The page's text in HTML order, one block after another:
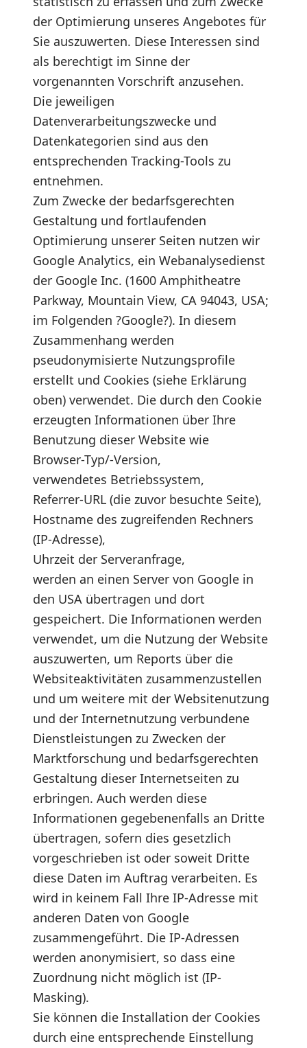
der Optimierung unseres Angebotes für
Sie auszuwerten. Diese Interessen sind
als berechtigt im Sinne der
vorgenannten Vorschrift anzusehen.
Die jeweiligen
Datenverarbeitungszwecke und
Datenkategorien sind aus den
entsprechenden Tracking-Tools zu
entnehmen.
Zum Zwecke der bedarfsgerechten
Gestaltung und fortlaufenden
Optimierung unserer Seiten nutzen wir
Google Analytics, ein Webanalysedienst
der Google Inc. (1600 Amphitheatre
Parkway, Mountain View, CA 94043, USA;
im Folgenden ?Google?). In diesem
Zusammenhang werden
pseudonymisierte Nutzungsprofile
erstellt und Cookies (siehe Erklärung
oben) verwendet. Die durch den Cookie
erzeugten Informationen über Ihre
Benutzung dieser Website wie
Browser-Typ/-Version,
verwendetes Betriebssystem,
Referrer-URL (die zuvor besuchte Seite),
Hostname des zugreifenden Rechners
(IP-Adresse),
Uhrzeit der Serveranfrage,
werden an einen Server von Google in
den USA übertragen und dort
gespeichert. Die Informationen werden
verwendet, um die Nutzung der Website
auszuwerten, um Reports über die
Websiteaktivitäten zusammenzustellen
und um weitere mit der Websitenutzung
und der Internetnutzung verbundene
Dienstleistungen zu Zwecken der
Marktforschung und bedarfsgerechten
Gestaltung dieser Internetseiten zu
erbringen. Auch werden diese
Informationen gegebenenfalls an Dritte
übertragen, sofern dies gesetzlich
vorgeschrieben ist oder soweit Dritte
diese Daten im Auftrag verarbeiten. Es
wird in keinem Fall Ihre IP-Adresse mit
anderen Daten von Google
zusammengeführt. Die IP-Adressen
werden anonymisiert, so dass eine
Zuordnung nicht möglich ist (IP-
Masking).
Sie können die Installation der Cookies
durch eine entsprechende Einstellung